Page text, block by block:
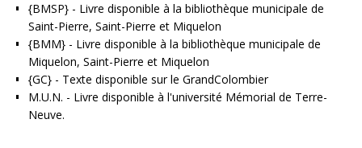
{BMSP} - Livre disponible à la bibliothèque municipale de
Saint-Pierre, Saint-Pierre et Miquelon
{BMM} - Livre disponible à la bibliothèque municipale de
Miquelon, Saint-Pierre et Miquelon
{GC} - Texte disponible sur le GrandColombier
M.U.N. - Livre disponible à l'université Mémorial de Terre-
Neuve.